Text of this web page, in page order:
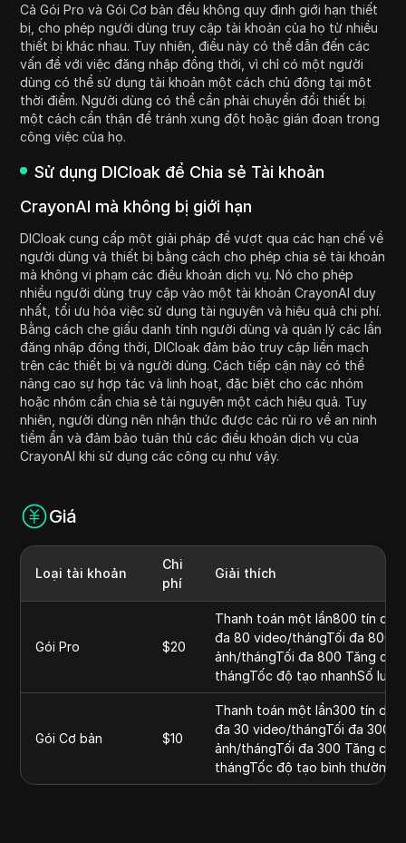
Cả Gói Pro và Gói Cơ bản đều không quy định giới hạn thiết
bị, cho phép người dùng truy cập tài khoản của họ từ nhiều
thiết bị khác nhau. Tuy nhiên, điều này có thể dẫn đến các
vấn đề với việc đăng nhập đồng thời, vì chỉ có một người
dùng có thể sử dụng tài khoản một cách chủ động tại một
thời điểm. Người dùng có thể cần phải chuyển đổi thiết bị
một cách cẩn thận để tránh xung đột hoặc gián đoạn trong
công việc của họ.
Sử dụng DICloak để Chia sẻ Tài khoản
CrayonAI mà không bị giới hạn
DICloak cung cấp một giải pháp để vượt qua các hạn chế về
người dùng và thiết bị bằng cách cho phép chia sẻ tài khoản
mà không vi phạm các điều khoản dịch vụ. Nó cho phép
nhiều người dùng truy cập vào một tài khoản CrayonAI duy
nhất, tối ưu hóa việc sử dụng tài nguyên và hiệu quả chi phí.
Bằng cách che giấu danh tính người dùng và quản lý các lần
đăng nhập đồng thời, DICloak đảm bảo truy cập liền mạch
trên các thiết bị và người dùng. Cách tiếp cận này có thể
nâng cao sự hợp tác và linh hoạt, đặc biệt cho các nhóm
hoặc nhóm cần chia sẻ tài nguyên một cách hiệu quả. Tuy
nhiên, người dùng nên nhận thức được các rủi ro về an ninh
tiềm ẩn và đảm bảo tuân thủ các điều khoản dịch vụ của
CrayonAI khi sử dụng các công cụ như vậy.
Giá
Loại tài khoản
Chi
phí
Giải thích
Gói Pro $20
Thanh toán một lần800 tín
đa 80 video/thángTối đa 800
ảnh/thángTối đa 800 Tăng
thángTốc độ tạo nhanhSố
Gói Cơ bản $10
Thanh toán một lần300 tín
đa 30 video/thángTối đa 300
ảnh/thángTối đa 300 Tăng
thángTốc độ tạo bình